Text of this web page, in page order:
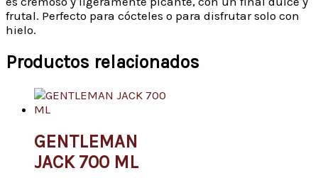
frutal. Perfecto para cócteles o para disfrutar solo con
hielo.
Productos relacionados
GENTLEMAN
JACK 700 ML